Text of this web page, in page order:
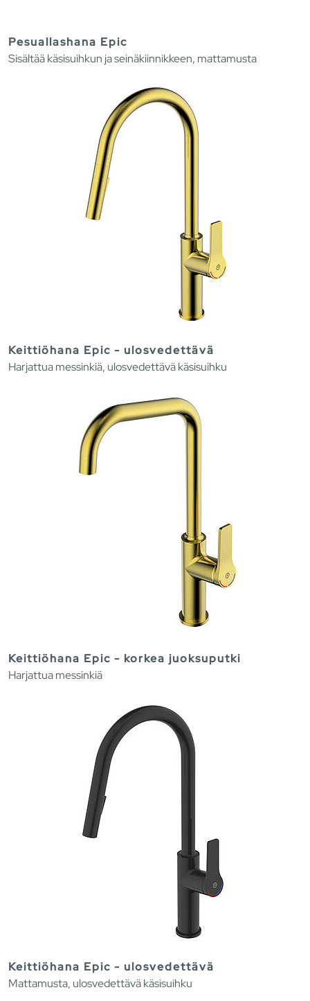
Pesuallashana Epic
Sisältää käsisuihkun ja seinäkiinnikkeen, mattamusta
Keittiöhana Epic - ulosvedettävä
Harjattua messinkiä, ulosvedettävä käsisuihku
Keittiöhana Epic - korkea juoksuputki
Harjattua messinkiä
Keittiöhana Epic - ulosvedettävä
Mattamusta, ulosvedettävä käsisuihku